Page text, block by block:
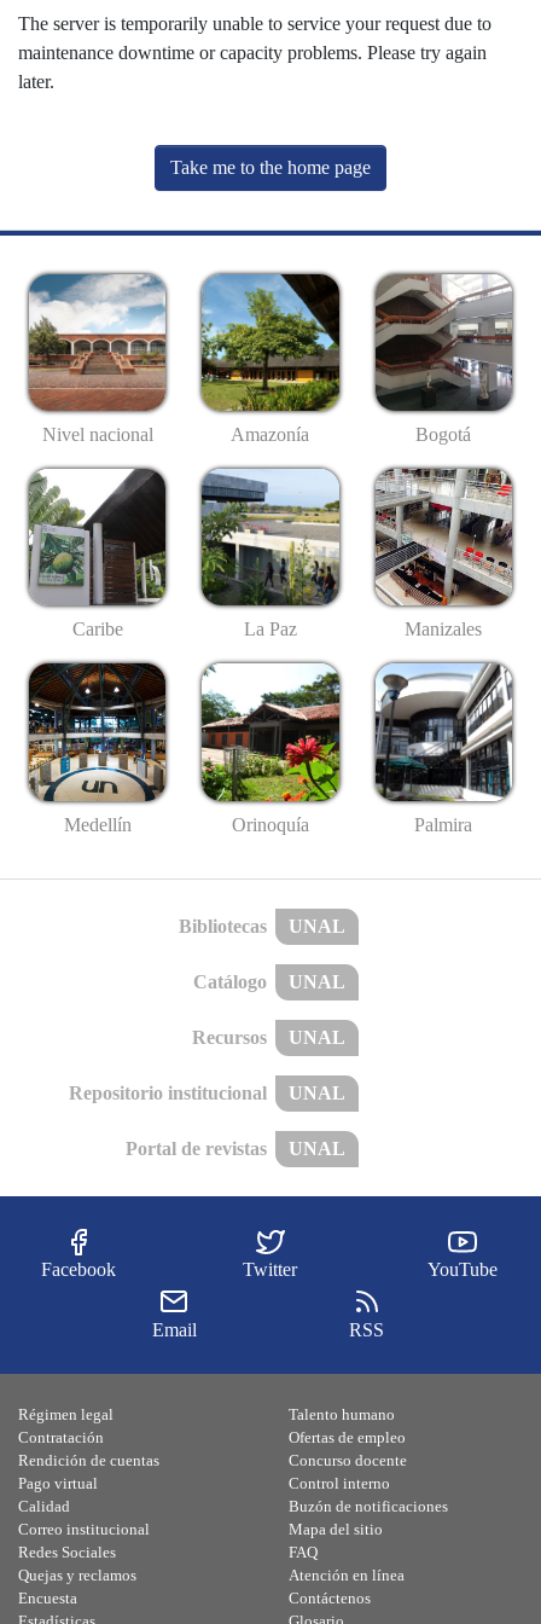
The server is temporarily unable to service your request due to
maintenance downtime or capacity problems. Please try again
later.
Take me to the home page
Nivel nacional Amazonía Bogotá
Caribe La Paz Manizales
Medellín Orinoquía Palmira
Bibliotecas UNAL
Catálogo UNAL
Recursos UNAL
Repositorio institucional UNAL
Portal de revistas UNAL
Facebook Twitter YouTube
Email RSS
Régimen legal
Contratación
Rendición de cuentas
Pago virtual
Calidad
Talento humano
Ofertas de empleo
Concurso docente
Control interno
Buzón de notificaciones
Correo institucional
Redes Sociales
Quejas y reclamos
Encuesta
Mapa del sitio
FAQ
Atención en línea
Contáctenos